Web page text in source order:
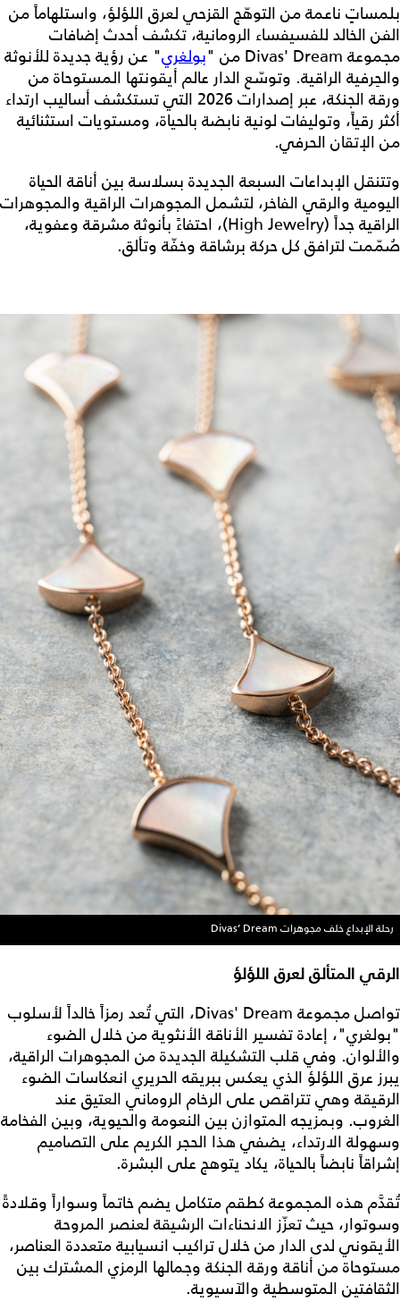
بلمساتٍ ناعمة من التوهّج القزحي لعرق اللؤلؤ، واستلهاماً من
الفن الخالد للفسيفساء الرومانية، تكشف أحدث إضافات
مجموعة Divas' Dream من "
بولغري" عن رؤية جديدة للأنوثة
والحِرفية الراقية. وتوسّع الدار عالم أيقونتها المستوحاة من
ورقة الجنكة، عبر إصدارات 2026 التي تستكشف أساليب ارتداء
أكثر رقياً، وتوليفات لونية نابضة بالحياة، ومستويات استثنائية
من الإتقان الحرفي.
وتتنقل الإبداعات السبعة الجديدة بسلاسة بين أناقة الحياة
اليومية والرقي الفاخر، لتشمل المجوهرات الراقية والمجوهرات
الراقية جداً (High Jewelry)، احتفاءً بأنوثة مشرقة وعفوية،
صُمّمت لترافق كل حركة برشاقة وخفّة وتألق.
رحلة الإبداع خلف مجوهرات Divas’ Dream
الرقي المتألق لعرق اللؤلؤ
تواصل مجموعة Divas' Dream، التي تُعد رمزاً خالداً لأسلوب
"بولغري"، إعادة تفسير الأناقة الأنثوية من خلال الضوء
والألوان. وفي قلب التشكيلة الجديدة من المجوهرات الراقية،
يبرز عرق اللؤلؤ الذي يعكس ببريقه الحريري انعكاسات الضوء
الرقيقة وهي تتراقص على الرخام الروماني العتيق عند
الغروب. وبمزيجه المتوازن بين النعومة والحيوية، وبين الفخامة
وسهولة الارتداء، يضفي هذا الحجر الكريم على التصاميم
إشراقاً نابضاً بالحياة، يكاد يتوهج على البشرة.
تُقدَّم هذه المجموعة كطقم متكامل يضم خاتماً وسواراً وقلادةً
وسوتوار، حيث تعزّز الانحناءات الرشيقة لعنصر المروحة
الأيقوني لدى الدار من خلال تراكيب انسيابية متعددة العناصر،
مستوحاة من أناقة ورقة الجنكة وجمالها الرمزي المشترك بين
الثقافتين المتوسطية والآسيوية.